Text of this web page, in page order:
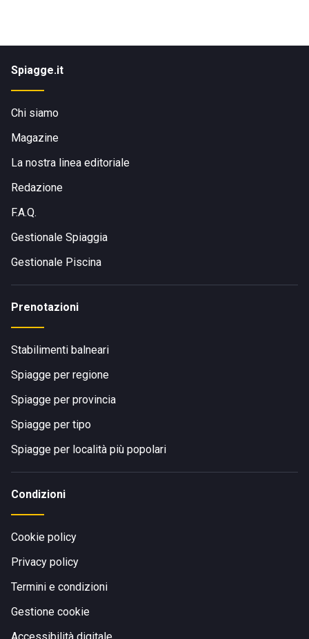
Spiagge.it
Chi siamo
Magazine
La nostra linea editoriale
Redazione
F.A.Q.
Gestionale Spiaggia
Gestionale Piscina
Prenotazioni
Stabilimenti balneari
Spiagge per regione
Spiagge per provincia
Spiagge per tipo
Spiagge per località più popolari
Condizioni
Cookie policy
Privacy policy
Termini e condizioni
Gestione cookie